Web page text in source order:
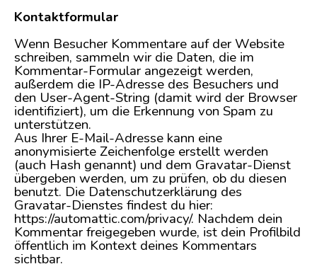
Kontaktformular
Wenn Besucher Kommentare auf der Website
schreiben, sammeln wir die Daten, die im
Kommentar-Formular angezeigt werden,
außerdem die IP-Adresse des Besuchers und
den User-Agent-String (damit wird der Browser
identifiziert), um die Erkennung von Spam zu
unterstützen.
Aus Ihrer E-Mail-Adresse kann eine
anonymisierte Zeichenfolge erstellt werden
(auch Hash genannt) und dem Gravatar-Dienst
übergeben werden, um zu prüfen, ob du diesen
benutzt. Die Datenschutzerklärung des
Gravatar-Dienstes findest du hier:
https://automattic.com/privacy/. Nachdem dein
Kommentar freigegeben wurde, ist dein Profilbild
öffentlich im Kontext deines Kommentars
sichtbar.